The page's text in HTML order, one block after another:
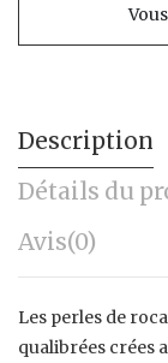
Description
Détails du
Avis(0)
Les perles de
qualibrées crées